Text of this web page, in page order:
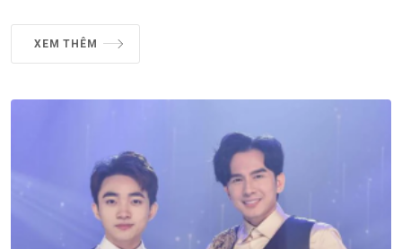
XEM THÊM